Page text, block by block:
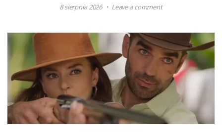
8 sierpnia 2026 Leave a comment